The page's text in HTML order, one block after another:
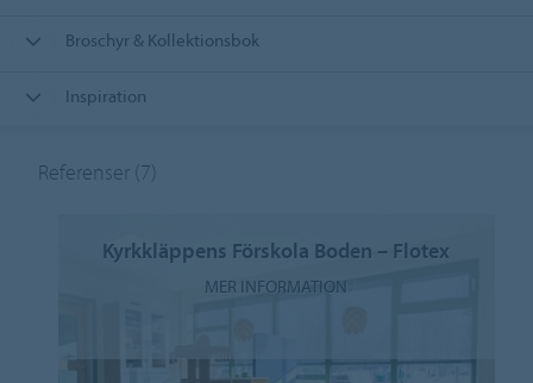
Broschyr & Kollektionsbok
Inspiration
Referenser (7)
Kyrkkläppens Förskola Boden – Flotex
MER INFORMATION